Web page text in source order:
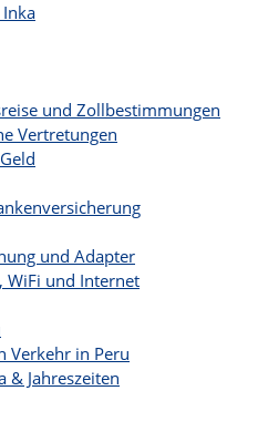
und Zollbestimmungen
Vertretungen
und Adapter
WiFi und Internet
Verkehr in Peru
& Jahreszeiten